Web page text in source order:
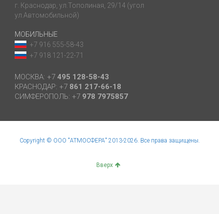
г. Краснодар, ул.Тополиная, 29/14 (угол
ул.Автомобильной)
МОБИЛЬНЫЕ
+7 916 555-58-43
+7 918 121-22-71
МОСКВА: +7 495 128-58-43
КРАСНОДАР: +7 861 217-66-18
СИМФЕРОПОЛЬ: +7 978 7975857
Copyright © ООО "АТМОСФЕРА" 2013-2026. Все права защищены.
Вверх